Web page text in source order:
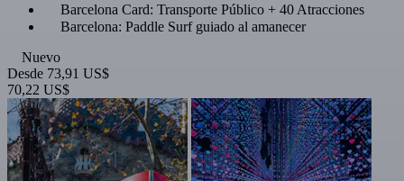
Barcelona Card: Transporte Público + 40 Atracciones
Barcelona: Paddle Surf guiado al amanecer
Nuevo
Desde 73,91 US$
70,22 US$